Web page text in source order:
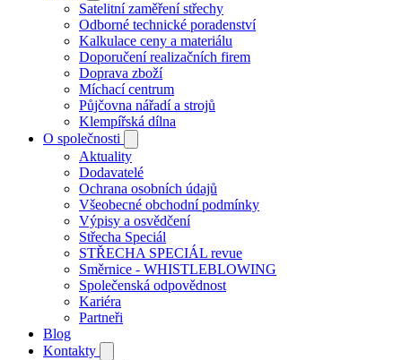
Satelitní zaměření střechy
Odborné technické poradenství
Kalkulace ceny a materiálu
Doporučení realizačních firem
Doprava zboží
Míchací centrum
Půjčovna nářadí a strojů
Klempířská dílna
O společnosti
Aktuality
Dodavatelé
Ochrana osobních údajů
Všeobecné obchodní podmínky
Výpisy a osvědčení
Střecha Speciál
STŘECHA SPECIÁL revue
Směrnice - WHISTLEBLOWING
Společenská odpovědnost
Kariéra
Partneři
Blog
Kontakty